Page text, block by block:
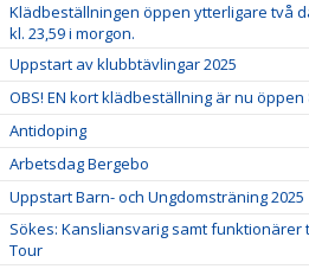
Klädbeställningen öppen ytterligare två
kl. 23,59 i morgon.
Uppstart av klubbtävlingar 2025
OBS! EN kort klädbeställning är nu öppen
Antidoping
Arbetsdag Bergebo
Uppstart Barn- och Ungdomsträning 2025
Sökes: Kansliansvarig samt funktionärer
Tour